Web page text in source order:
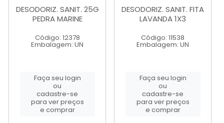
DESODORIZ. SANIT. 25G
PEDRA MARINE
Código: 12378
Embalagem: UN
Faça seu login
ou
cadastre-se
para ver preços
e comprar
DESODORIZ. SANIT. FITA
LAVANDA 1X3
Código: 11538
Embalagem: UN
Faça seu login
ou
cadastre-se
para ver preços
e comprar